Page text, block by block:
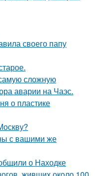
своего папу
сложную
аварии на Чаэс.
о пластике
с вашими же
о Находке